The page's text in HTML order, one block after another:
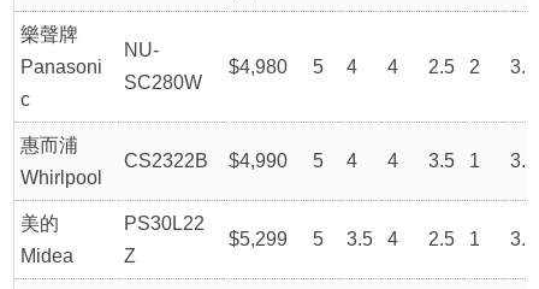
樂聲牌
Panasoni
c
NU-
SC280W
$4,980 5 4 4 2.5 2 3.5
惠而浦
Whirlpool
CS2322B $4,990 5 4 4 3.5 1 3.5
美的
Midea
PS30L22
Z
$5,299 5 3.5 4 2.5 1 3.5